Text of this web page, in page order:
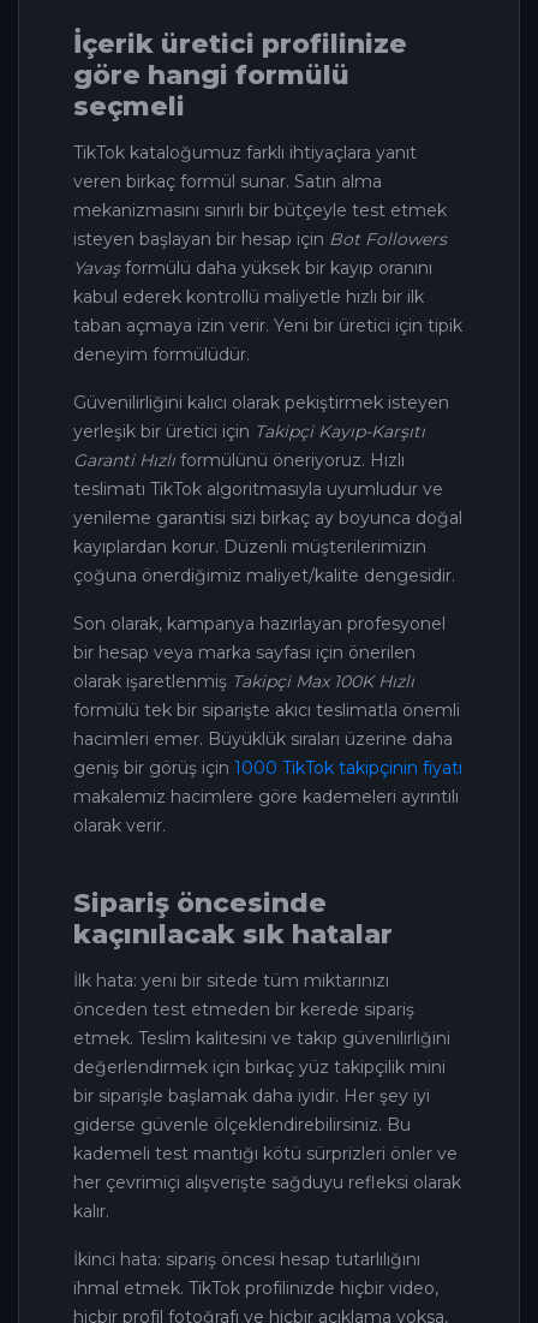
İçerik üretici profilinize
göre hangi formülü
seçmeli
TikTok kataloğumuz farklı ihtiyaçlara yanıt
veren birkaç formül sunar. Satın alma
mekanizmasını sınırlı bir bütçeyle test etmek
isteyen başlayan bir hesap için Bot Followers
Yavaşformülü daha yüksek bir kayıp oranını
kabul ederek kontrollü maliyetle hızlı bir ilk
taban açmaya izin verir. Yeni bir üretici için tipik
deneyim formülüdür.
Güvenilirliğini kalıcı olarak pekiştirmek isteyen
yerleşik bir üretici için Takipçi Kayıp-Karşıtı
Garanti Hızlı formülünü öneriyoruz. Hızlı
teslimatı TikTok algoritmasıyla uyumludur ve
yenileme garantisi sizi birkaç ay boyunca doğal
kayıplardan korur. Düzenli müşterilerimizin
çoğuna önerdiğimiz maliyet/kalite dengesidir.
Son olarak, kampanya hazırlayan profesyonel
bir hesap veya marka sayfası için önerilen
olarak işaretlenmiş Takipçi Max 100K Hızlı
formülü tek bir siparişte akıcı teslimatla önemli
hacimleri emer. Büyüklük sıraları üzerine daha
geniş bir görüş için 1000 TikTok takipçinin fiyatı
makalemiz hacimlere göre kademeleri ayrıntılı
olarak verir.
Sipariş öncesinde
kaçınılacak sık hatalar
İlk hata: yeni bir sitede tüm miktarınızı
önceden test etmeden bir kerede sipariş
etmek. Teslim kalitesini ve takip güvenilirliğini
değerlendirmek için birkaç yüz takipçilik mini
bir siparişle başlamak daha iyidir. Her şey iyi
giderse güvenle ölçeklendirebilirsiniz. Bu
kademeli test mantığı kötü sürprizleri önler ve
her çevrimiçi alışverişte sağduyu refleksi olarak
kalır.
İkinci hata: sipariş öncesi hesap tutarlılığını
ihmal etmek. TikTok profilinizde hiçbir video,
hiçbir profil fotoğrafı ve hiçbir açıklama yoksa,